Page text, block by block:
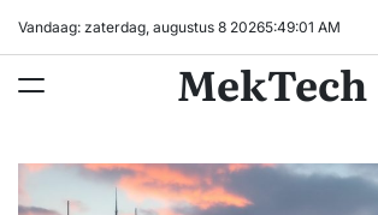
inhoud
Vandaag: zaterdag, augustus 8 20265:49:02 AM
MekTech